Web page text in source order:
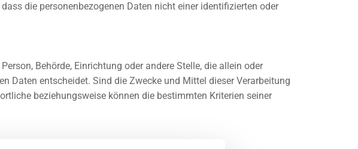
die personenbezogenen Daten nicht einer identifizierten oder
Behörde, Einrichtung oder andere Stelle, die allein oder
Daten entscheidet. Sind die Zwecke und Mittel dieser Verarbeitung
beziehungsweise können die bestimmten Kriterien seiner